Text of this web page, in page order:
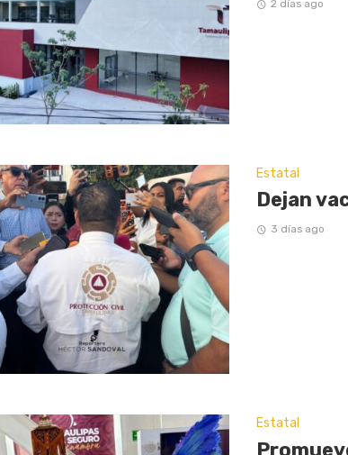
2 días ago
Estatal
Dejan
3 días ago
Estatal